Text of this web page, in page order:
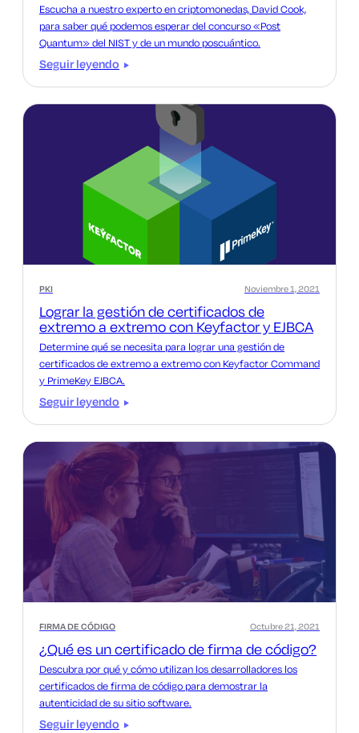
Escucha a nuestro experto en criptomonedas, David Cook,
para saber qué podemos esperar del concurso «Post
Quantum» del NIST y de un mundo poscuántico.
Seguir leyendo
PKI
Lograr la gestión de certificados de
extremo a extremo con Keyfactor y EJBCA
Noviembre 1, 2021
Determine qué se necesita para lograr una gestión de
certificados de extremo a extremo con Keyfactor Command
y PrimeKey EJBCA.
Seguir leyendo
FIRMA DE CÓDIGO
¿Qué es un certificado de firma de código?
Octubre 21, 2021
Descubra por qué y cómo utilizan los desarrolladores los
certificados de firma de código para demostrar la
autenticidad de su sitio software.
Seguir leyendo